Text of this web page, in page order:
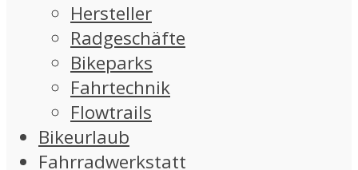
Hersteller
Radgeschäfte
Bikeparks
Fahrtechnik
Flowtrails
Bikeurlaub
Fahrradwerkstatt